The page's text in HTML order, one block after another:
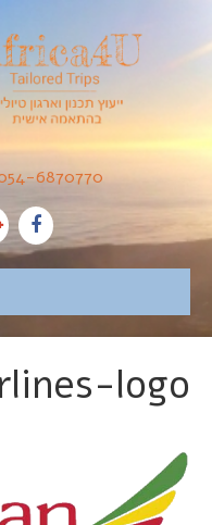
6870770
logo